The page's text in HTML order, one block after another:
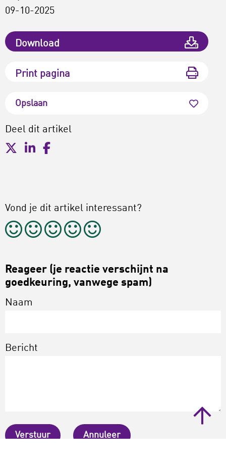
09-10-2025
Download
Print pagina
Opslaan
Deel dit artikel
Vond je dit artikel interessant?
Reageer (je reactie verschijnt na
goedkeuring, vanwege spam)
Naam
Bericht
Verstuur Annuleer